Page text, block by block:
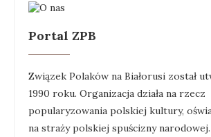
Portal ZPB
Związek Polaków na Białorusi został
1990 roku. Organizacja działa na rzecz
popularyzowania polskiej kultury,
na straży polskiej spuścizny narodowej.